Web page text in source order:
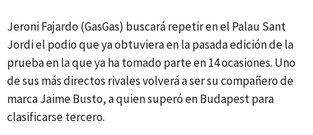
Jeroni Fajardo (GasGas) buscará repetir en el Palau Sant
Jordi el podio que ya obtuviera en la pasada edición de la
prueba en la que ya ha tomado parte en 14 ocasiones. Uno
de sus más directos rivales volverá a ser su compañero de
marca Jaime Busto, a quien superó en Budapest para
clasificarse tercero.